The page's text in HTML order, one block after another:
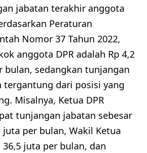
jabatan terakhir anggota
Peraturan
Nomor 37 Tahun 2022,
anggota DPR adalah Rp 4,2
bulan, sedangkan tunjangan
tergantung dari posisi yang
Misalnya, Ketua DPR
tunjangan jabatan sebesar
juta per bulan, Wakil Ketua
36,5 juta per bulan, dan